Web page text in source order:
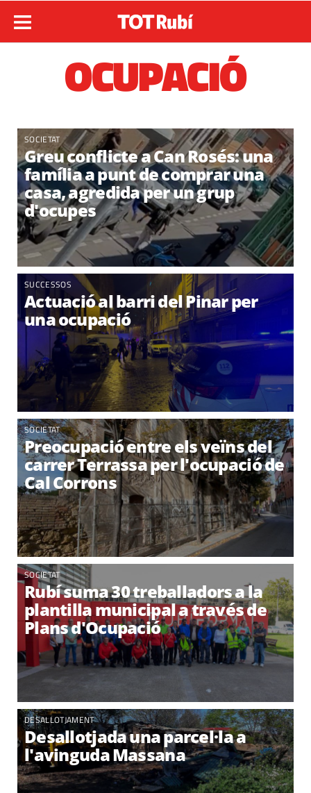
OCUPACIÓ
SOCIETAT
Greu conflicte a Can Rosés: una
família a punt de comprar una
casa, agredida per un grup
d'ocupes
SUCCESSOS
Actuació al barri del Pinar per
una ocupació
SOCIETAT
Preocupació entre els veïns del
carrer Terrassa per l'ocupació de
Cal Corrons
SOCIETAT
Rubí suma 30 treballadors a la
plantilla municipal a través de
Plans d'Ocupació
DESALLOTJAMENT
Desallotjada una parcel·la a
l'avinguda Massana